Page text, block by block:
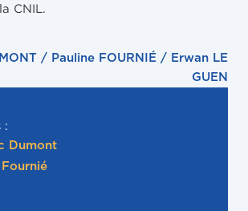
:
Dumont
Fournié
CNIL.
/ Pauline FOURNIÉ / Erwan LE
GUEN